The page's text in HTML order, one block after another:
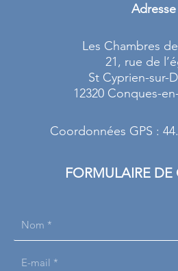
Adresse
Les Chambres
21, rue de
St Cyprien-sur-
12320 Conques-
Coordonnées GPS :
FORMULAIRE
Nom
*
E-